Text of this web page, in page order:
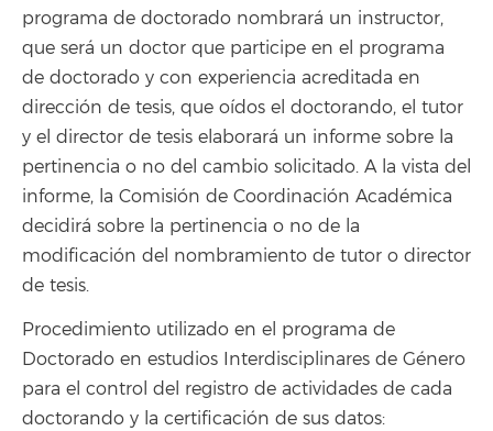
programa de doctorado nombrará un instructor,
que será un doctor que participe en el programa
de doctorado y con experiencia acreditada en
dirección de tesis, que oídos el doctorando, el tutor
y el director de tesis elaborará un informe sobre la
pertinencia o no del cambio solicitado. A la vista del
informe, la Comisión de Coordinación Académica
decidirá sobre la pertinencia o no de la
modificación del nombramiento de tutor o director
de tesis.
Procedimiento utilizado en el programa de
Doctorado en estudios Interdisciplinares de Género
para el control del registro de actividades de cada
doctorando y la certificación de sus datos: